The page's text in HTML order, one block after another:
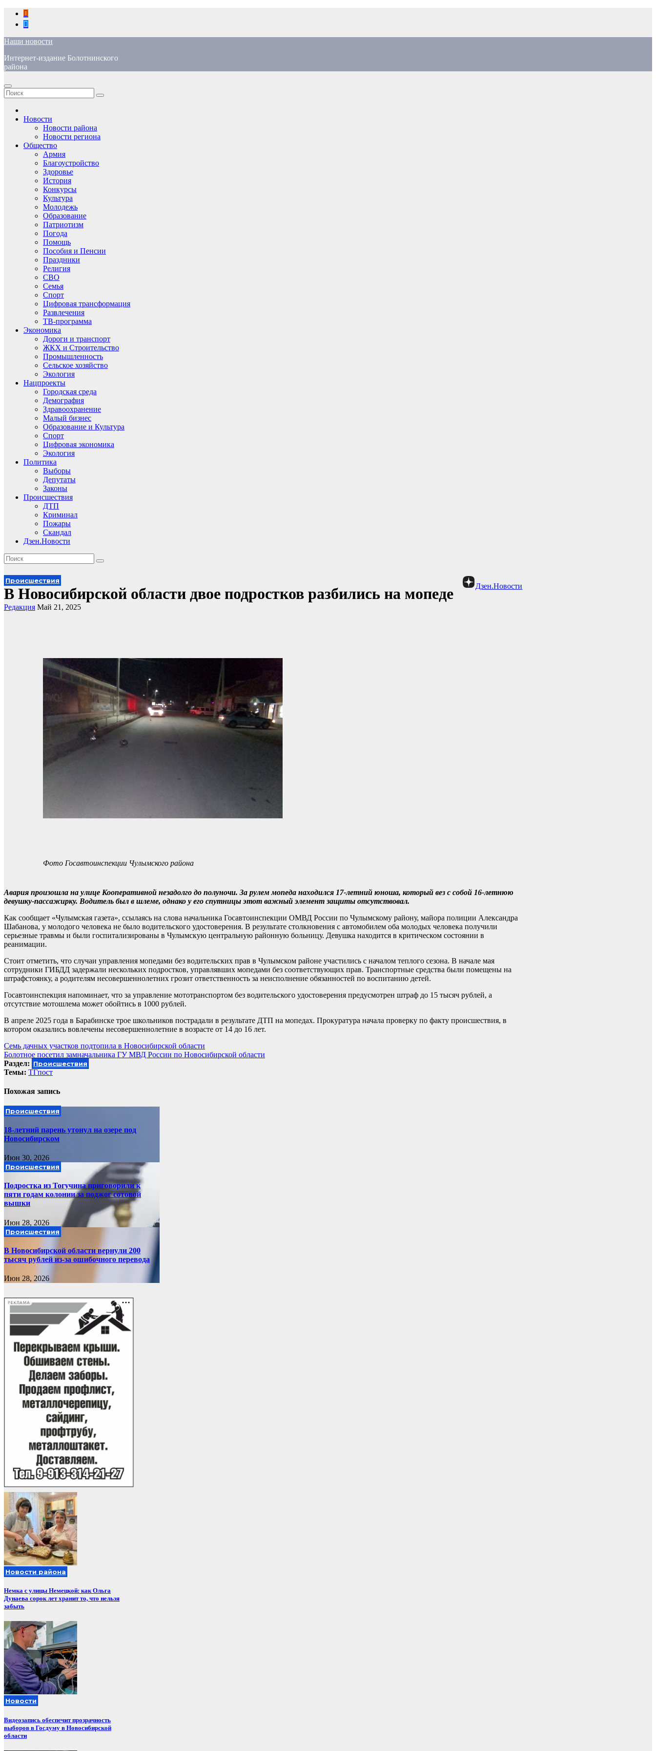
Перейти
содержимому
Наши новости
Интернет-издание Болотнинского
района
Новости
Новости района
Новости региона
Общество
Армия
Благоустройство
Здоровье
История
Конкурсы
Культура
Молодежь
Образование
Патриотизм
Погода
Помощь
Пособия и Пенсии
Праздники
Религия
СВО
Семья
Спорт
Цифровая трансформация
Развлечения
ТВ-программа
Экономика
Дороги и транспорт
ЖКХ и Строительство
Промышленность
Сельское хозяйство
Экология
Нацпроекты
Городская среда
Демография
Здравоохранение
Малый бизнес
Образование и Культура
Спорт
Цифровая экономика
Экология
Политика
Выборы
Депутаты
Законы
Происшествия
ДТП
Криминал
Пожары
Скандал
Дзен.Новости
Дзен.Новости
Происшествия
В Новосибирской области двое подростков разбились на мопеде
Редакция Май 21, 2025
Фото Госавтоинспекции Чулымского района
Авария произошла на улице Кооперативной незадолго до полуночи. За рулем мопеда находился 17-летний юноша, который вез с собой 16-летнюю
девушку-пассажирку. Водитель был в шлеме, однако у его спутницы этот важный элемент защиты отсутствовал.
Как сообщает «Чулымская газета», ссылаясь на слова начальника Госавтоинспекции ОМВД России по Чулымскому району, майора полиции Александра
Шабанова, у молодого человека не было водительского удостоверения. В результате столкновения с автомобилем оба молодых человека получили
серьезные травмы и были госпитализированы в Чулымскую центральную районную больницу. Девушка находится в критическом состоянии в
реанимации.
Стоит отметить, что случаи управления мопедами без водительских прав в Чулымском районе участились с началом теплого сезона. В начале мая
сотрудники ГИБДД задержали нескольких подростков, управлявших мопедами без соответствующих прав. Транспортные средства были помещены на
штрафстоянку, а родителям несовершеннолетних грозит ответственность за неисполнение обязанностей по воспитанию детей.
Госавтоинспекция напоминает, что за управление мототранспортом без водительского удостоверения предусмотрен штраф до 15 тысяч рублей, а
отсутствие мотошлема может обойтись в 1000 рублей.
В апреле 2025 года в Барабинске трое школьников пострадали в результате ДТП на мопедах. Прокуратура начала проверку по факту происшествия, в
котором оказались вовлечены несовершеннолетние в возрасте от 14 до 16 лет.
Навигация
по
записям
Семь дачных участков подтопила в Новосибирской области
Болотное посетил замначальника ГУ МВД России по Новосибирской области
Раздел: Происшествия
Темы: ТГпост
Похожая запись
Происшествия
18-летний парень утонул на озере под
Новосибирском
Июн 30, 2026
Происшествия
Подростка из Тогучина приговорили к
пяти годам колонии за поджог сотовой
вышки
Июн 28, 2026
Происшествия
В Новосибирской области вернули 200
тысяч рублей из-за ошибочного перевода
Июн 28, 2026
РЕКЛАМА
Новости района
Немка с улицы Немецкой: как Ольга
Дунаева сорок лет хранит то, что нельзя
забыть
Новости
Видеозапись обеспечит прозрачность
выборов в Госдуму в Новосибирской
области